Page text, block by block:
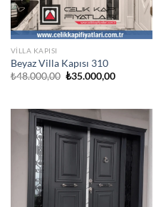
VILLA KAPISI
Beyaz Villa Kapısı 310
₺48.000,00 Orijinal
₺35.000,00Şu